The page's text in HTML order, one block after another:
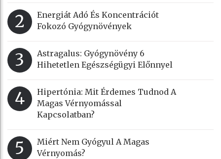
2
Energiát Adó És Koncentrációt
Fokozó Gyógynövények
3
Astragalus: Gyógynövény 6
Hihetetlen Egészségügyi Előnnyel
4
Hipertónia: Mit Érdemes Tudnod A
Magas Vérnyomással
Kapcsolatban?
5
Miért Nem Gyógyul A Magas
Vérnyomás?